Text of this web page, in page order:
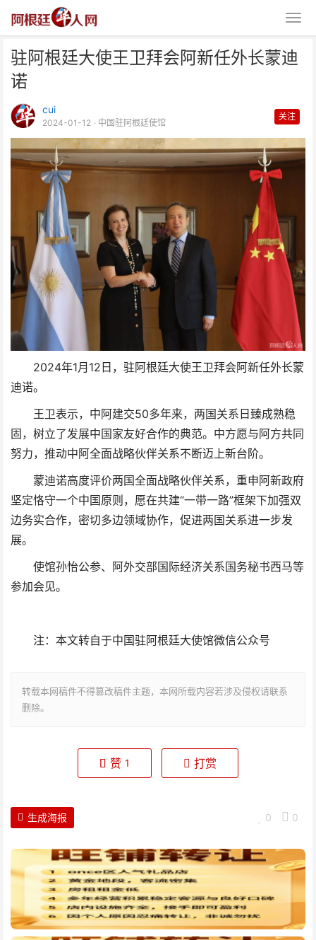
驻阿根廷大使王卫拜会阿新任外长蒙迪
诺
cui
2024-01-12 · 中国驻阿根廷使馆
关注
2024年1月12日，驻阿根廷大使王卫拜会阿新任外长蒙
迪诺。
王卫表示，中阿建交50多年来，两国关系日臻成熟稳
固，树立了发展中国家友好合作的典范。中方愿与阿方共同
努力，推动中阿全面战略伙伴关系不断迈上新台阶。
蒙迪诺高度评价两国全面战略伙伴关系，重申阿新政府
坚定恪守一个中国原则，愿在共建“一带一路”框架下加强双
边务实合作，密切多边领域协作，促进两国关系进一步发
展。
使馆孙怡公参、阿外交部国际经济关系国务秘书西马等
参加会见。
注：本文转自于中国驻阿根廷大使馆微信公众号
转载本网稿件不得篡改稿件主题，本网所载内容若涉及侵权请联系
删除。
驻阿根廷大使王卫拜会阿新任外长
蒙迪诺
赞 1 打赏
0 0
生成海报